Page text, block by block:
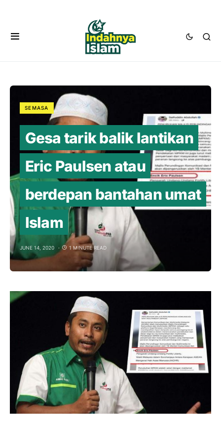
SEMASA
Gesa tarik balik lantikan
Eric Paulsen atau
berdepan bantahan umat
Islam
JUNE 14, 2020 1 MINUTE READ